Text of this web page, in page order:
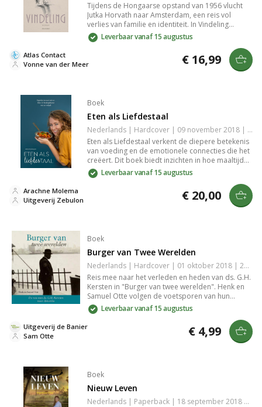
Tijdens de Hongaarse opstand van 1956 vlucht
Jutka Horvath naar Amsterdam, een reis vol
verlies van familie en identiteit. In Vindeling
beschrijft Vonne van der Meer hoe Jutka's
toevallige vondst van een handtas haar bestaan
in de ban van zoeken en terugbrengen zet, terwijl
ze zelf onvindbaar blijft.
Leverbaar vanaf 15 augustus
Vonne van der Meer
Atlas Contact € 16,99
Boek
Eten als Liefdestaal
Nederlands | Hardcover | 09 november 2018 | 224 pagina's | 9789082937305
Eten als Liefdestaal verkent de diepere betekenis
van voeding en de emotionele connecties die het
creëert. Dit boek biedt inzichten in hoe maaltijden
niet alleen brandstof zijn, maar ook verbinding,
liefde en zorg uitdragen. Leer hoe je met elke hap
relaties versterkt en de kracht van voedsel in je
leven optimaal benut. Perfect voor liefhebbers
Leverbaar vanaf 15 augustus
Uitgeverij Zebulon
Arachne Molema € 20,00
Boek
Burger van Twee Werelden
Nederlands | Hardcover | 01 oktober 2018 | 250 pagina's | 9789087181369
Reis mee naar het verleden en heden van ds. G.H.
Kersten in "Burger van twee werelden". Henk en
Samuel Otte volgen de voetsporen van hun
overgrootvader door Amerika, met unieke foto's
uit het familiearchief en recente beelden. Een
venster op de geschiedenis met inleidingen van J.
Mastenbroek en prof. dr. G. Harinck.
Leverbaar vanaf 15 augustus
Sam Otte
Uitgeverij de Banier € 4,99
Boek
Nieuw Leven
Nederlands | Paperback | 18 september 2018 | 572 pagina's | 9789492959027